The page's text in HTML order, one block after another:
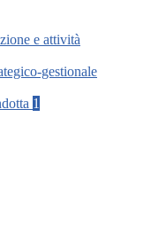
e attività
gestionale
1